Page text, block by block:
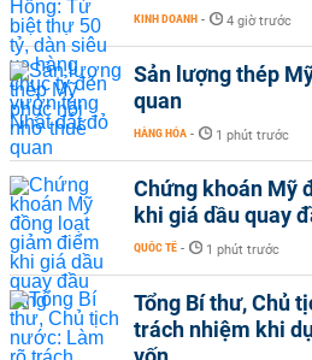
KINH DOANH - 4 giờ trước
Sản lượng thép
quan
HÀNG HÓA - 1 phút trước
Chứng khoán Mỹ
khi giá dầu quay
QUỐC TẾ - 1 phút trước
Tổng Bí thư, Chủ
trách nhiệm khi